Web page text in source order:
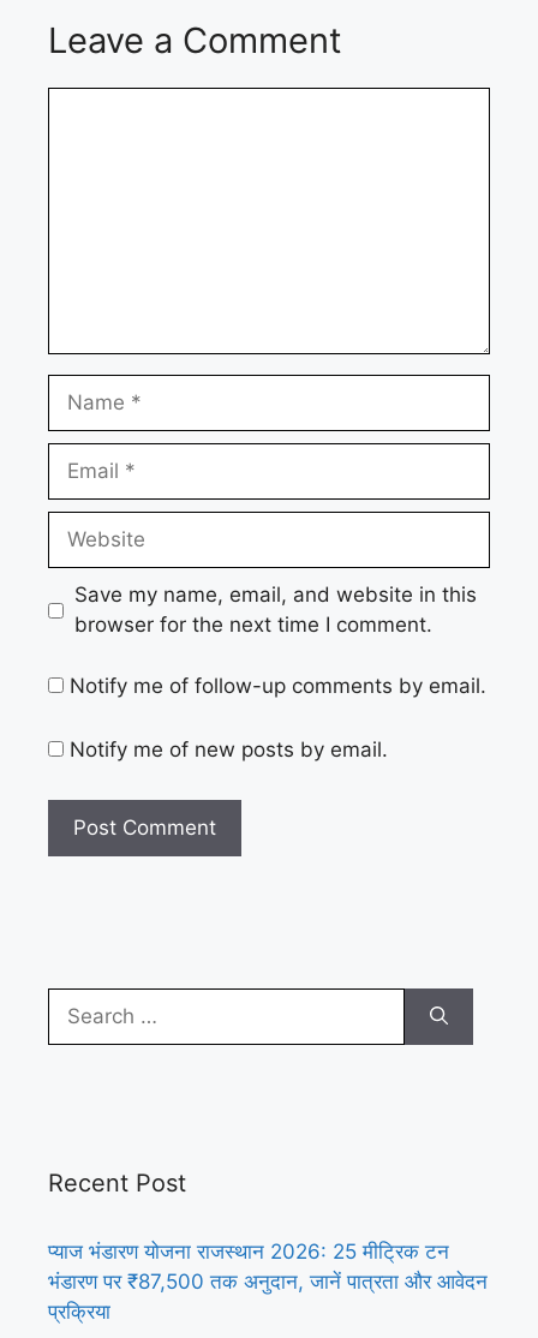
Leave a Comment
Name
Email
Website
Save my name, email, and website in this
browser for the next time I comment.
Notify me of follow-up comments by email.
Notify me of new posts by email.
for:
Recent Post
प्याज भंडारण योजना राजस्थान 2026: 25 मीट्रिक टन
भंडारण पर ₹87,500 तक अनुदान, जानें पात्रता और आवेदन
प्रक्रिया